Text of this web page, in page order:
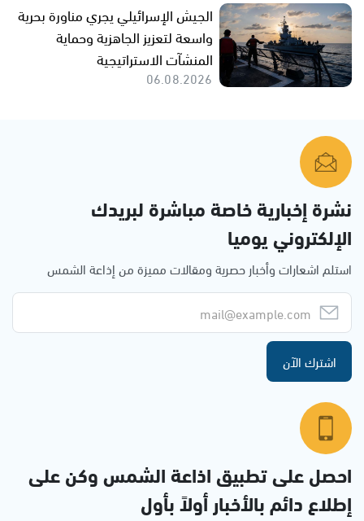
الجيش الإسرائيلي يجري مناورة بحرية
واسعة لتعزيز الجاهزية وحماية
المنشآت الاستراتيجية
06.08.2026
نشرة إخبارية خاصة مباشرة لبريدك
الإلكتروني يوميا
استلم اشعارات وأخبار حصرية ومقالات مميزة من إذاعة الشمس
اشترك الآن
احصل على تطبيق اذاعة الشمس وكن على
إطلاع دائم بالأخبار أولاً بأول